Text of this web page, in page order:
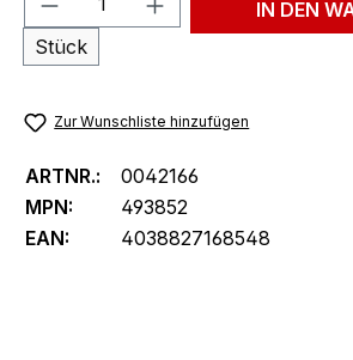
Stück
IN DEN
Zur Wunschliste hinzufügen
ARTNR.:
0042166
MPN:
493852
EAN:
4038827168548